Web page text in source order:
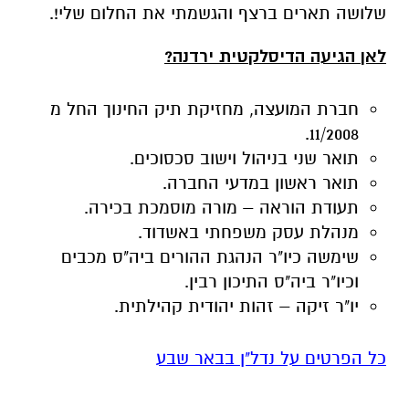
שלושה תארים ברצף והגשמתי את החלום שלי!.
לאן הגיעה הדיסלקטית ירדנה?
חברת המועצה, מחזיקת תיק החינוך החל מ
11/2008.
תואר שני בניהול וישוב סכסוכים.
תואר ראשון במדעי החברה.
תעודת הוראה – מורה מוסמכת בכירה.
מנהלת עסק משפחתי באשדוד.
שימשה כיו"ר הנהגת ההורים ביה"ס מכבים
וכיו"ר ביה"ס התיכון רבין.
יו"ר זיקה – זהות יהודית קהילתית.
כל הפרטים על נדל"ן בבאר שבע